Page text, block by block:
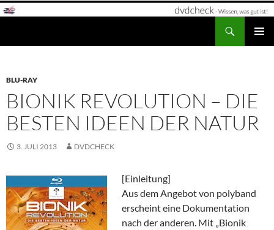
Zum
BLU-RAY
BIONIK REVOLUTION – DIE
BESTEN IDEEN DER NATUR
3. JULI 2013 DVDCHECK
[Einleitung]
Aus dem Angebot von polyband
erscheint eine Dokumentation
nach der anderen. Mit „Bionik